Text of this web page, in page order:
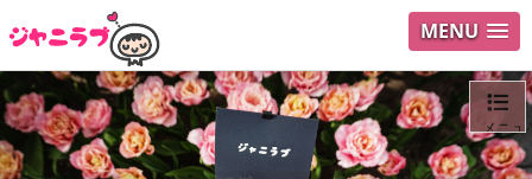
MENU
メニュ